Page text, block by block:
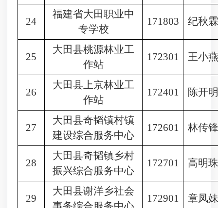
24
福建省大田职业中
专学校
171803 纪秋霖
25
大田县桃源林业工
作站
172301 王小燕
26
大田县上京林业工
作站
172401 陈开明
27
大田县奇韬镇村镇
建设综合服务中心
172601 林传锋
28
大田县奇韬镇乡村
振兴综合服务中心
172701 高明珠
29
大田县谢洋乡社会
172901 章凤妹